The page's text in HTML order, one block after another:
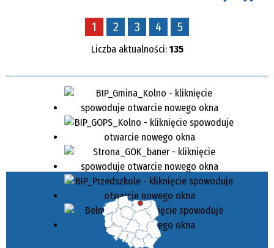
1 2 3 4 5
Liczba aktualności: 135